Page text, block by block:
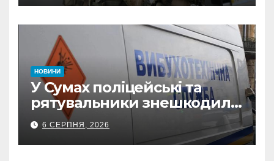
з Охтирки
НОВИНИ
У Сумах поліцейські та
рятувальники знешкодили
500-кілограмову авіабомбу
росіян
6 СЕРПНЯ, 2026